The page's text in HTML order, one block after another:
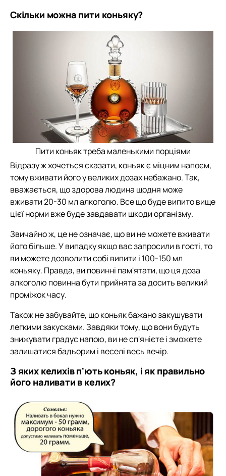
Скільки можна пити коньяку?
Пити коньяк треба маленькими порціями
Відразу ж хочеться сказати, коньяк є міцним напоєм,
тому вживати його у великих дозах небажано. Так,
вважається, що здорова людина щодня може
вживати 20-30 мл алкоголю. Все що буде випито вище
цієї норми вже буде завдавати шкоди організму.
Звичайно ж, це не означає, що ви не можете вживати
його більше. У випадку якщо вас запросили в гості, то
ви можете дозволити собі випити і 100-150 мл
коньяку. Правда, ви повинні пам'ятати, що ця доза
алкоголю повинна бути прийнята за досить великий
проміжок часу.
Також не забувайте, що коньяк бажано закушувати
легкими закусками. Завдяки тому, що вони будуть
знижувати градус напою, ви не сп'янієте і зможете
залишатися бадьорим і веселі весь вечір.
З яких келихів п'ють коньяк, і як правильно
його наливати в келих?